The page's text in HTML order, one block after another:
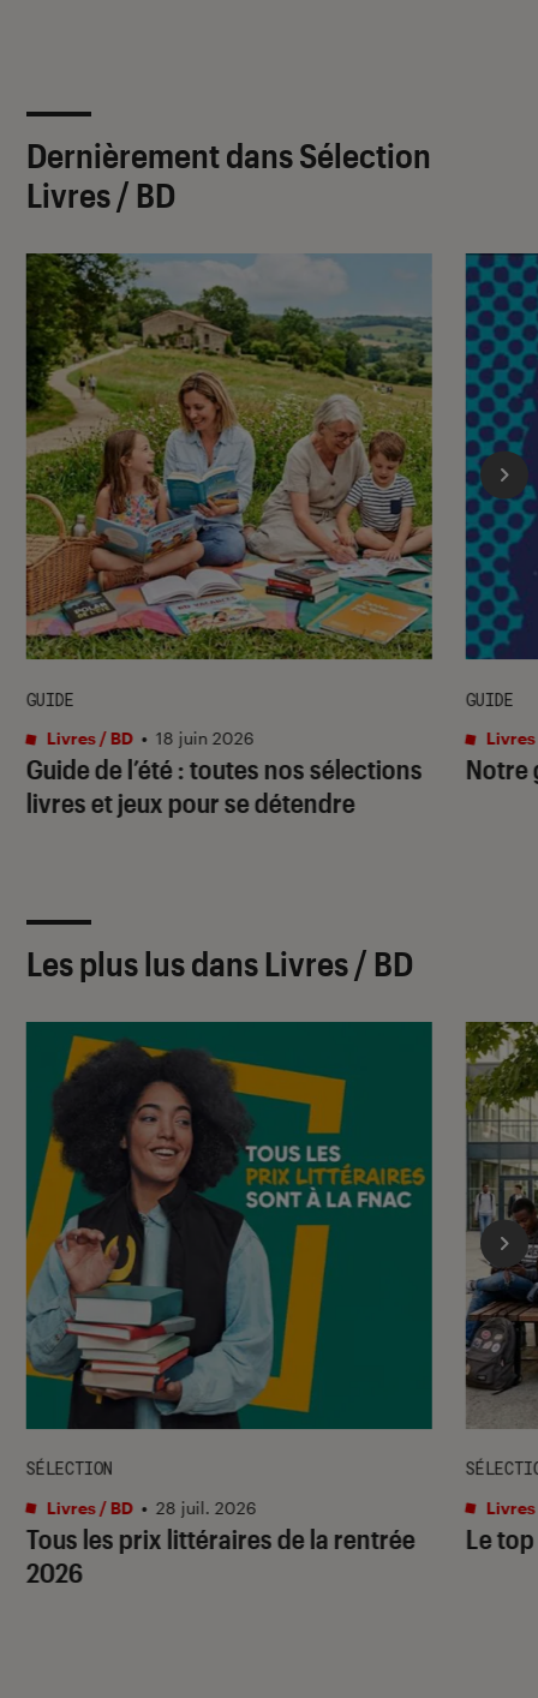
Dernièrement dans Sélection
Livres / BD
Guide de l’été : toutes nos sélections
livres et jeux pour se détendre
GUIDE
Livres / BD • 18 juin 2026
Notre
GUIDE
Livres
Les plus lus dans Livres / BD
Tous les prix littéraires de la rentrée
2026
SÉLECTION
Livres / BD • 28 juil. 2026
Le
Livres